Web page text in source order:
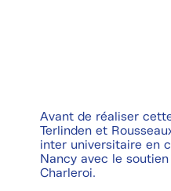
Avant de réaliser
Terlinden et
inter universitaire en
Nancy avec le
Charleroi.